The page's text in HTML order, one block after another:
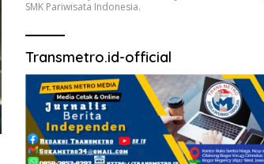
SMK Pariwisata Indonesia.
Transmetro.id-official